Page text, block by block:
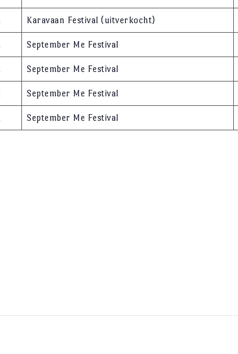
Karavaan Festival (uitverkocht)
September Me Festival
September Me Festival
September Me Festival
September Me Festival